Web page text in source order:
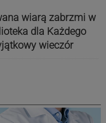
wiarą zabrzmi w
dla Każdego
wieczór